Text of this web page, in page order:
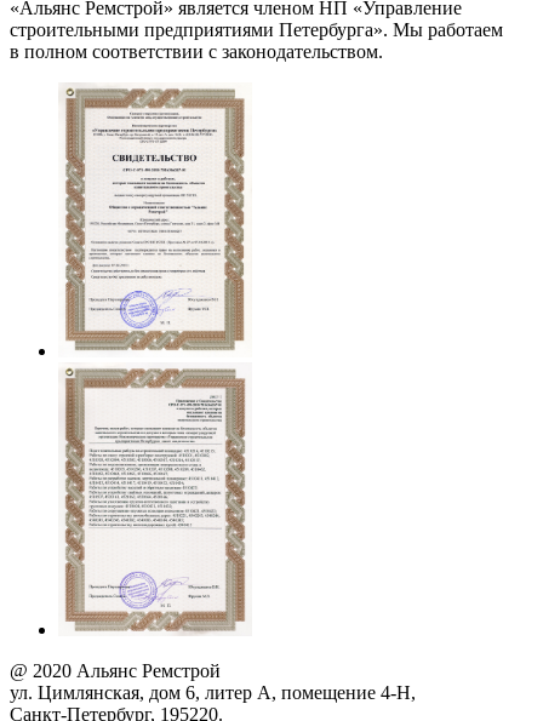
«Альянс Ремстрой» является членом НП «Управление
строительными предприятиями Петербурга». Мы работаем
в полном соответствии с законодательством.
@ 2020 Альянс Ремстрой
ул. Цимлянская, дом 6, литер А, помещение 4-Н,
Санкт-Петербург, 195220.